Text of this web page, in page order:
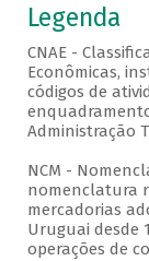
Legenda
CNAE -
Econômicas,
códigos de
Administração
NCM -
nomenclatura
mercadorias
Uruguai desde
operações de